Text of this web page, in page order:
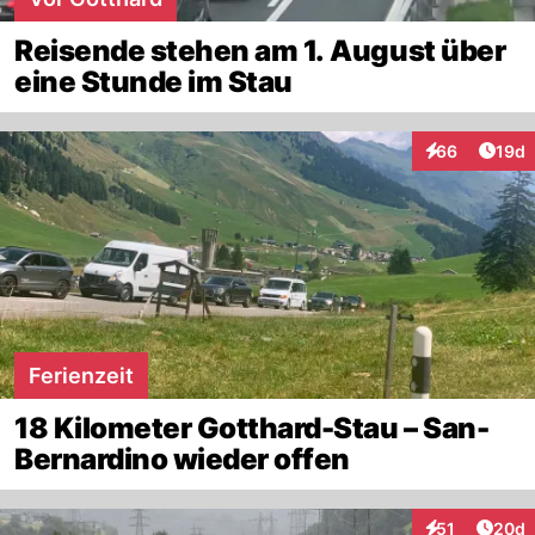
Reisende stehen am 1. August über
eine Stunde im Stau
66
Interaktionen
19d
Ferienzeit
18 Kilometer Gotthard-Stau – San-
Bernardino wieder offen
51 20d